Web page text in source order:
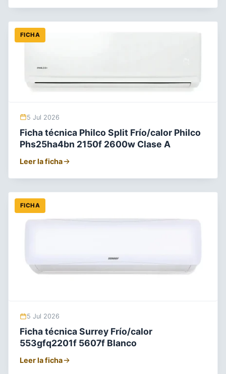
FICHA
5 Jul 2026
Ficha técnica Philco Split Frío/calor Philco
Phs25ha4bn 2150f 2600w Clase A
Leer la ficha
FICHA
5 Jul 2026
Ficha técnica Surrey Frío/calor
553gfq2201f 5607f Blanco
Leer la ficha